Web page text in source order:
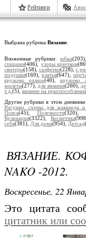
Рейтинги
Выбрана рубрика Вязание
Вложенные рубрики:юбки
спицами(406), узоры крючком
свитеры(158), салфетки(228), с
подушки(169),платья(647),
кружево разное(40), кружево
жилеты(277), для вязания(260),
т.д. (5), вязание на
Другие рубрики в этом
Рисунки, схемы для жаккарда
Пояса(45), Полезности(320),
Кулинария(3322), Косметика
себя(381), Для дома(954), Детсад
ВЯЗАНИЕ.
NAKO -2012.
Воскресенье, 22
Это цитата
цитатник или